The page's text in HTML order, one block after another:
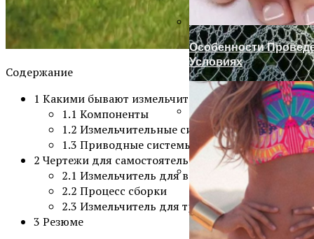
Как Сделать
Украшение Забора
Особенности
Условиях
Содержание
1 Какими бывают измельчители
1.1 Компоненты
1.2 Измельчительные системы
1.3 Приводные системы
2 Чертежи для самостоятельной сборки
2.1 Измельчитель для веток
2.2 Процесс сборки
2.3 Измельчитель для травы
3 Резюме